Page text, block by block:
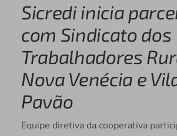
Sicredi inicia
com Sindicato dos
Trabalhadores
Nova Venécia e
Pavão
Equipe diretiva da cooperativa